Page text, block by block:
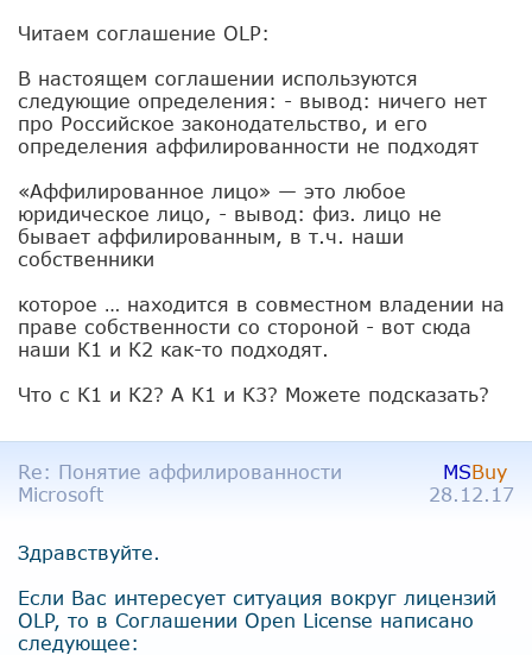
Читаем соглашение OLP:
В настоящем соглашении используются
следующие определения: - вывод: ничего нет
про Российское законодательство, и его
определения аффилированности не подходят
«Аффилированное лицо» — это любое
юридическое лицо, - вывод: физ. лицо не
бывает аффилированным, в т.ч. наши
собственники
которое … находится в совместном владении на
праве собственности со стороной - вот сюда
наши К1 и К2 как-то подходят.
Что с К1 и К2? А К1 и К3? Можете подсказать?
Re: Понятие аффилированности
Microsoft
MSBuy
28.12.17
Здравствуйте.
Если Вас интересует ситуация вокруг лицензий
OLP, то в Соглашении Open License написано
следующее: